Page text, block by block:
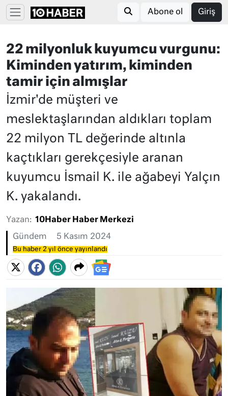
Abone ol Giriş
22 milyonluk kuyumcu vurgunu:
Kiminden yatırım, kiminden
tamir için almışlar
İzmir'de müşteri ve
meslektaşlarından aldıkları toplam
22 milyon TL değerinde altınla
kaçtıkları gerekçesiyle aranan
kuyumcu İsmail K. ile ağabeyi Yalçın
K. yakalandı.
Yazan: 10Haber Haber Merkezi
Gündem 5 Kasım 2024
Bu haber 2 yıl önce yayınlandı